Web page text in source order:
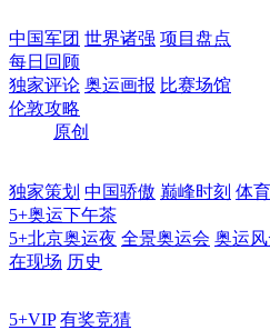
中国军团 世界诸强 项目盘点
每日回顾
独家评论 奥运画报 比赛场馆
伦敦攻略
原创
独家策划 中国骄傲 巅峰时刻 体
5+奥运下午茶
5+北京奥运夜 全景奥运会 奥运
在现场 历史
5+VIP 有奖竞猜